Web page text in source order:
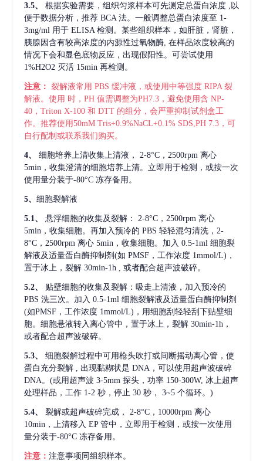
3.5、 根据实验需要，组织匀浆样本可先测定总蛋白浓度
,以
便于数据分析，推荐 BCA 法。一般调整总蛋白浓度至 1-
3mg/ml 用于 ELISA 检测。某些组织样本，如肝脏，肾脏，
胰腺因含有较高浓度的内源性过氧物酶, 在样品浓度较高的
情况下会和显色底物反应，出现假阳性。可尝试使用
1%H2O2 灭活 15min 再检测。
注意： 裂解液常用 PBS 缓冲液，或使用中等强度 RIPA 裂
解液。使用 时，PH 值需调整为PH7.3，避免使用含 NP-
40，Triton X-100 和 DTT 的组分，会严重抑制试剂盒工
作。推荐使用50mM Tris+0.9%NaCL+0.1% SDS,PH 7.3，可
自行配制或联系我们购买。
4、 细胞培养上清收集上清液，
2-8°C，2500rpm 离心
5min，收集澄清的细胞培养上清。立即用于检测，或按一次
使用量分装于-80°C 冻存备用。
5、 细胞裂解液
5.1、 悬浮细胞的收集及裂解：
2-8°C，2500rpm 离心
5min，收集细胞。再加入预冷的 PBS 轻轻混匀清洗，2-
8°C，2500rpm 离心 5min，收集细胞。加入 0.5-1ml 细胞裂
解液及适量蛋白酶抑制剂(如 PMSF，工作浓度 1mmol/L)，
置于冰上，裂解 30min-1h , 或者配合超声波破碎。
5.2、
贴壁细胞的收集及裂解：吸走上清液，加入预冷的
PBS 洗三次。加入 0.5-1ml 细胞裂解液及适量蛋白酶抑制剂
(如PMSF，工作浓度 1mmol/L)，用细胞刮轻轻刮下贴壁细
胞。细胞悬液转入离心管中，置于冰上，裂解 30min-1h，
或者配合超声波破碎。
5.3、
细胞裂解过程中可用枪头吹打或间断摇动离心管，使
蛋白充分裂解
, 出现黏糊状是 DNA，可以使用超声波破碎
DNA。(或用超声波 3-5mm 探头，功率 150-300W, 冰上超声
处理样品，工作 1-2 秒，停止 30 秒， 3~5 个循环。)
5.4、 裂解或超声破碎完成，
2-8°C，10000rpm 离心
10min，上清移入 EP 管中，立即用于检测，或按一次使用
量分装于-80°C 冻存备用。
注意： 注意事项同组织样本。